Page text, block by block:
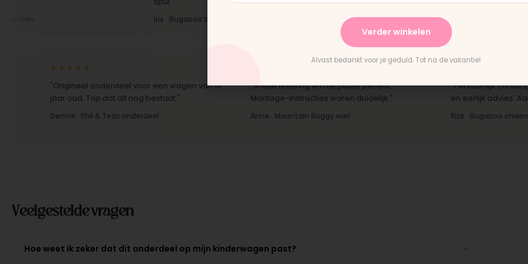
Iris · Bugaboo bekleding Bas · Joolz duwstang
★★★★★
"Origineel onderdeel voor een wagen van 10
jaar oud. Top dat dit nog bestaat."
Dennis · Phil & Teds onderdeel
"Snelle levering en het paste perfect.
Montage-instructies waren duidelijk."
Anne · Mountain Buggy wiel
"Persoonlijk contact,
en eerlijk advies.
Rick · Bugaboo onderdeel
Veelgestelde vragen
Hoe weet ik zeker dat dit onderdeel op mijn kinderwagen past?
Verder winkelen
Alvast bedankt voor je geduld. Tot na de vakantie!